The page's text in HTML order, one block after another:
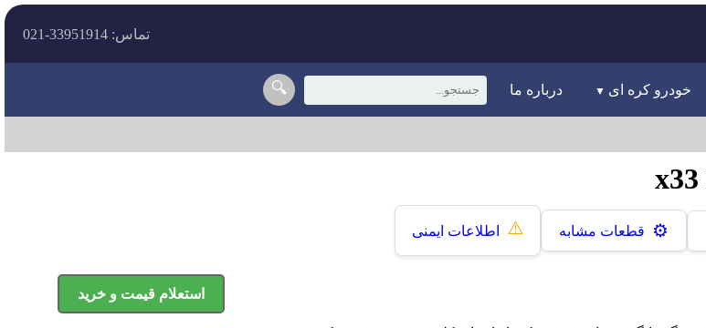
تماس: 33951914-021
🔍 خودرو کره ای درباره ما
⚙️ قطعات مشابه ⚠️ اطلاعات ایمنی
استعلام قیمت و خرید